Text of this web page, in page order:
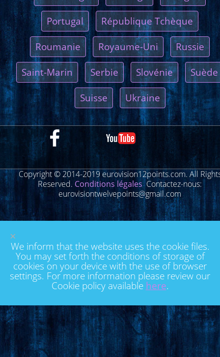
Portugal République Tchèque
Roumanie Royaume-Uni Russie
Saint-Marin Serbie Slovénie Suède
Suisse Ukraine
Copyright © 2014-2019 eurovision12points.com. All
Reserved. Conditions légalesContactez-nous:
eurovisiontwelvepoints@gmail.com
×
We inform that the website uses the cookie files.
You may set forth the conditions of storage of
cookies on your device with the use of browser
settings. For more information please review our
Cookie policy available here.